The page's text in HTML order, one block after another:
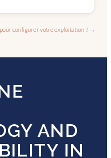
configurer votre exploitation ? →
AND
IN